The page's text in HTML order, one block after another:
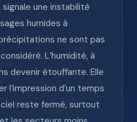
une instabilité
humides à
ne sont pas
L’humidité, à
devenir étouffante. Elle
d’un temps
reste fermé, surtout